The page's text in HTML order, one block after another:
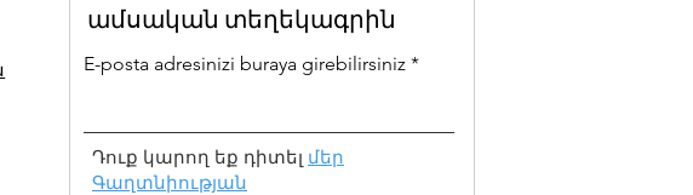
ամսական տեղեկագրին
E-posta adresinizi buraya girebilirsiniz
Դուք կարող եք դիտել մեր
Գաղտնիության